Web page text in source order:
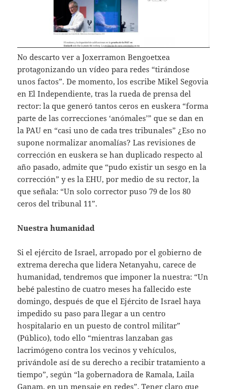
No descarto ver a Joxerramon Bengoetxea
protagonizando un vídeo para redes “tirándose
unos factos”. De momento, los escribe Mikel Segovia
en El Independiente, tras la rueda de prensa del
rector: la que generó tantos ceros en euskera “forma
parte de las correcciones ‘anómales’” que se dan en
la PAU en “casi uno de cada tres tribunales” ¿Eso no
supone normalizar anomalías? Las revisiones de
corrección en euskera se han duplicado respecto al
año pasado, admite que “pudo existir un sesgo en la
corrección” y es la EHU, por medio de su rector, la
que señala: “Un solo corrector puso 79 de los 80
ceros del tribunal 11”.
Nuestra humanidad
Si el ejército de Israel, arropado por el gobierno de
extrema derecha que lidera Netanyahu, carece de
humanidad, tendremos que imponer la nuestra: “Un
bebé palestino de cuatro meses ha fallecido este
domingo, después de que el Ejército de Israel haya
impedido su paso para llegar a un centro
hospitalario en un puesto de control militar”
(Público), todo ello “mientras lanzaban gas
lacrimógeno contra los vecinos y vehículos,
privándole así de su derecho a recibir tratamiento a
tiempo”, según “la gobernadora de Ramala, Laila
Ganam, en un mensaje en redes”. Tener claro que